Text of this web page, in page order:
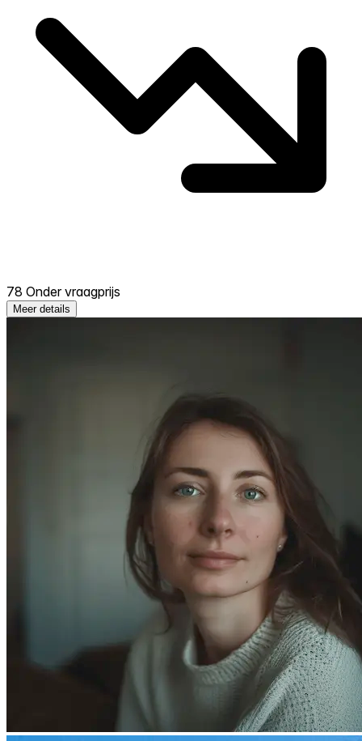
78 Onder vraagprijs
Meer details